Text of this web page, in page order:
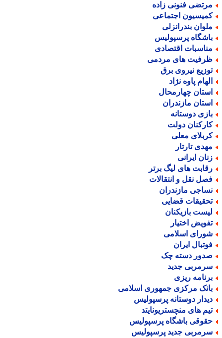
فنونی زاده
اجتماعی
بندرانزلی
پرسپولیس
اقتصادی
های مردمی
نیروی برق
پاوه نژاد
چهارمحال
مازندران
دوستانه
دولت
معلی
تارتار
ایرانی
های لیگ برتر
نقل و انتقالات
مازندران
قضایی
بازیکنان
اختیار
اسلامی
ایران
دسته چک
جدید
ریزی
مرکزی جمهوری اسلامی
دوستانه پرسپولیس
های منچستریونایتد
باشگاه پرسپولیس
جدید پرسپولیس